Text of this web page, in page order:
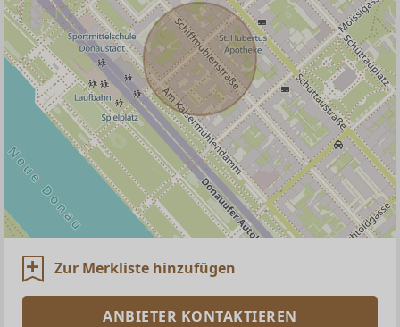
Zur Merkliste hinzufügen
ANBIETER KONTAKTIEREN